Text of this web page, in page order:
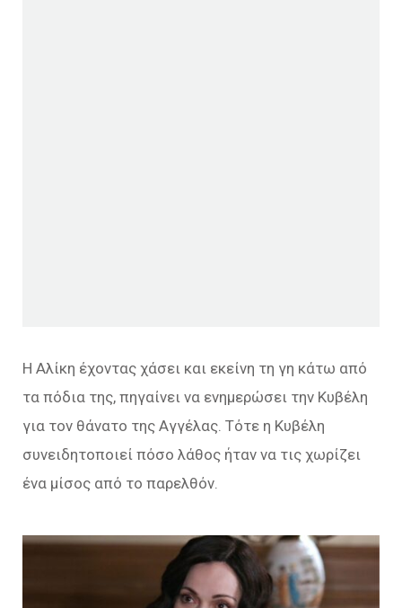
Η Αλίκη έχοντας χάσει και εκείνη τη γη κάτω από
τα πόδια της, πηγαίνει να ενημερώσει την Κυβέλη
για τον θάνατο της Αγγέλας. Τότε η Κυβέλη
συνειδητοποιεί πόσο λάθος ήταν να τις χωρίζει
ένα μίσος από το παρελθόν.